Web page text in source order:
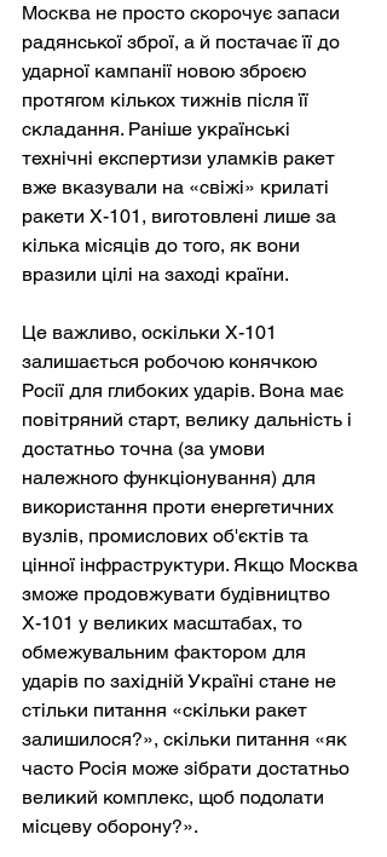
Москва не просто скорочує запаси
радянської зброї, а й постачає її до
ударної кампанії новою зброєю
протягом кількох тижнів після її
складання. Раніше українські
технічні експертизи уламків ракет
вже вказували на «свіжі» крилаті
ракети Х-101, виготовлені лише за
кілька місяців до того, як вони
вразили цілі на заході країни.
Це важливо, оскільки Х-101
залишається робочою конячкою
Росії для глибоких ударів. Вона має
повітряний старт, велику дальність і
достатньо точна (за умови
належного функціонування) для
використання проти енергетичних
вузлів, промислових об'єктів та
цінної інфраструктури. Якщо Москва
зможе продовжувати будівництво
Х-101 у великих масштабах, то
обмежувальним фактором для
ударів по західній Україні стане не
стільки питання «скільки ракет
залишилося?», скільки питання «як
часто Росія може зібрати достатньо
великий комплекс, щоб подолати
місцеву оборону?».